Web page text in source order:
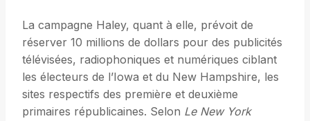
La campagne Haley, quant à elle, prévoit de
réserver 10 millions de dollars pour des publicités
télévisées, radiophoniques et numériques ciblant
les électeurs de l’Iowa et du New Hampshire, les
sites respectifs des première et deuxième
primaires républicaines. Selon Le New York